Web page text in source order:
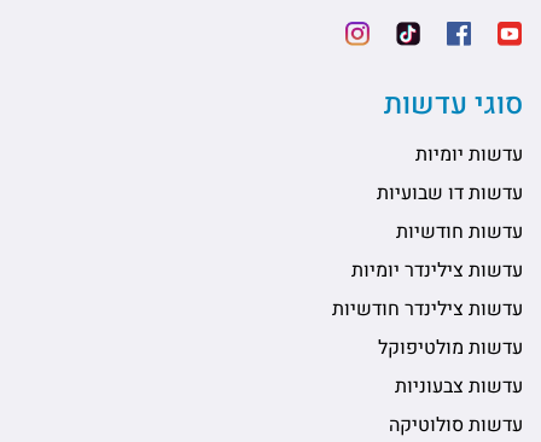
סוגי עדשות
עדשות יומיות
עדשות דו שבועיות
עדשות חודשיות
עדשות צילינדר יומיות
עדשות צילינדר חודשיות
עדשות מולטיפוקל
עדשות צבעוניות
עדשות סולוטיקה